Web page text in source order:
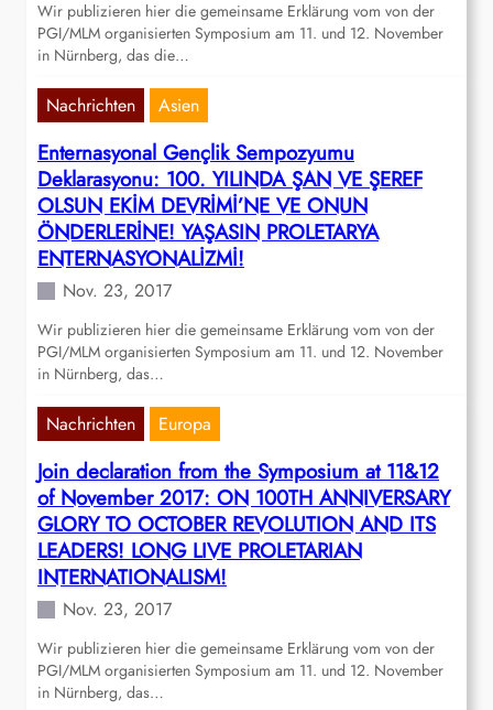
Wir publizieren hier die gemeinsame Erklärung vom von der
PGI/MLM organisierten Symposium am 11. und 12. November
in Nürnberg, das die…
Nachrichten Asien
Enternasyonal Gençlik Sempozyumu
Deklarasyonu: 100. YILINDA ŞAN VE ŞEREF
OLSUN EKİM DEVRİMİ’NE VE ONUN
ÖNDERLERİNE! YAŞASIN PROLETARYA
ENTERNASYONALİZMİ!
Nov. 23, 2017
Wir publizieren hier die gemeinsame Erklärung vom von der
PGI/MLM organisierten Symposium am 11. und 12. November
in Nürnberg, das…
Nachrichten Europa
Join declaration from the Symposium at 11&12
of November 2017: ON 100TH ANNIVERSARY
GLORY TO OCTOBER REVOLUTION AND ITS
LEADERS! LONG LIVE PROLETARIAN
INTERNATIONALISM!
Nov. 23, 2017
Wir publizieren hier die gemeinsame Erklärung vom von der
PGI/MLM organisierten Symposium am 11. und 12. November
in Nürnberg, das…